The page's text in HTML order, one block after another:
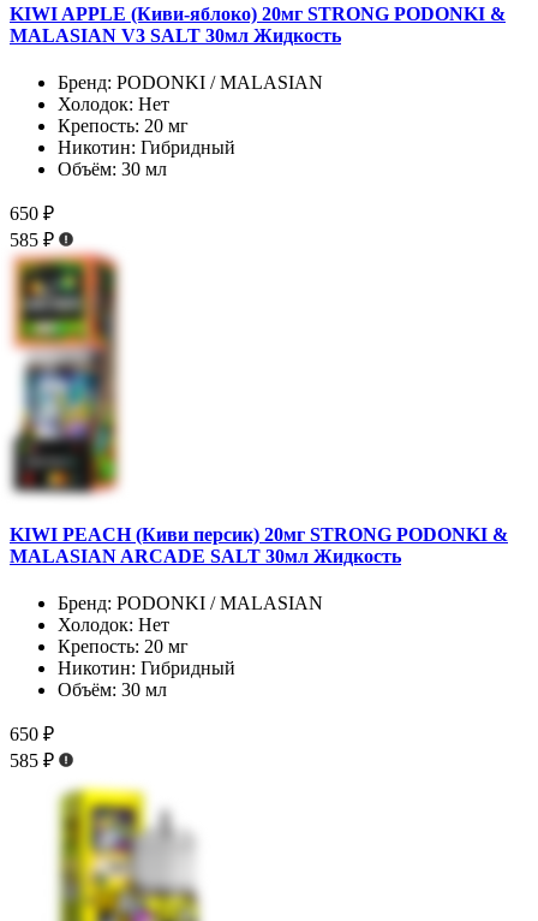
KIWI APPLE (Киви-яблоко) 20мг STRONG PODONKI &
MALASIAN V3 SALT 30мл Жидкость
Бренд: PODONKI / MALASIAN
Холодок: Нет
Крепость: 20 мг
Никотин: Гибридный
Объём: 30 мл
650 ₽
585 ₽
KIWI PEACH (Киви персик) 20мг STRONG PODONKI &
MALASIAN ARCADE SALT 30мл Жидкость
Бренд: PODONKI / MALASIAN
Холодок: Нет
Крепость: 20 мг
Никотин: Гибридный
Объём: 30 мл
650 ₽
585 ₽